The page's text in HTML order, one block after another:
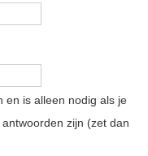
en is alleen nodig als je
zijn (zet dan